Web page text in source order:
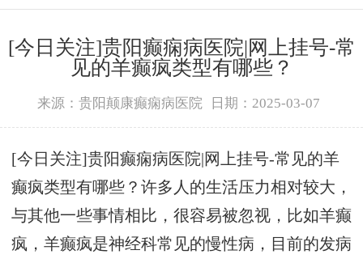
[今日关注]贵阳癫痫病医院|网上挂号-常
见的羊癫疯类型有哪些？
来源：贵阳颠康癫痫病医院 日期：2025-03-07
[今日关注]贵阳癫痫病医院|网上挂号-常见的羊
癫疯类型有哪些？许多人的生活压力相对较大，
与其他一些事情相比，很容易被忽视，比如羊癫
疯，羊癫疯是神经科常见的慢性病，目前的发病